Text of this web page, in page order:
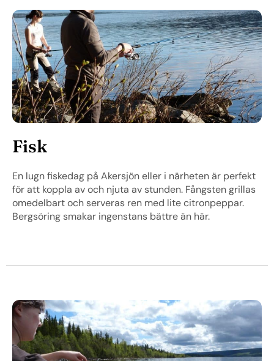
Fisk
En lugn fiskedag på Akersjön eller i närheten är perfekt
för att koppla av och njuta av stunden. Fångsten grillas
omedelbart och serveras ren med lite citronpeppar.
Bergsöring smakar ingenstans bättre än här.